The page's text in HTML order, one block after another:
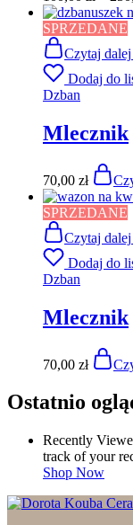
SPRZEDANE
Czytaj dalej
Dodaj do
Dzban
Mlecznik
70,00 zł
SPRZEDANE
Czytaj dalej
Dodaj do
Dzban
Mlecznik
70,00 zł
Ostatnio
Recently
track of your
Shop Now